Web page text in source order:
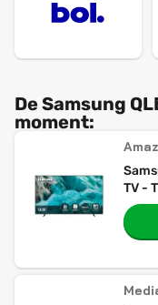
De Samsung
moment:
TV -